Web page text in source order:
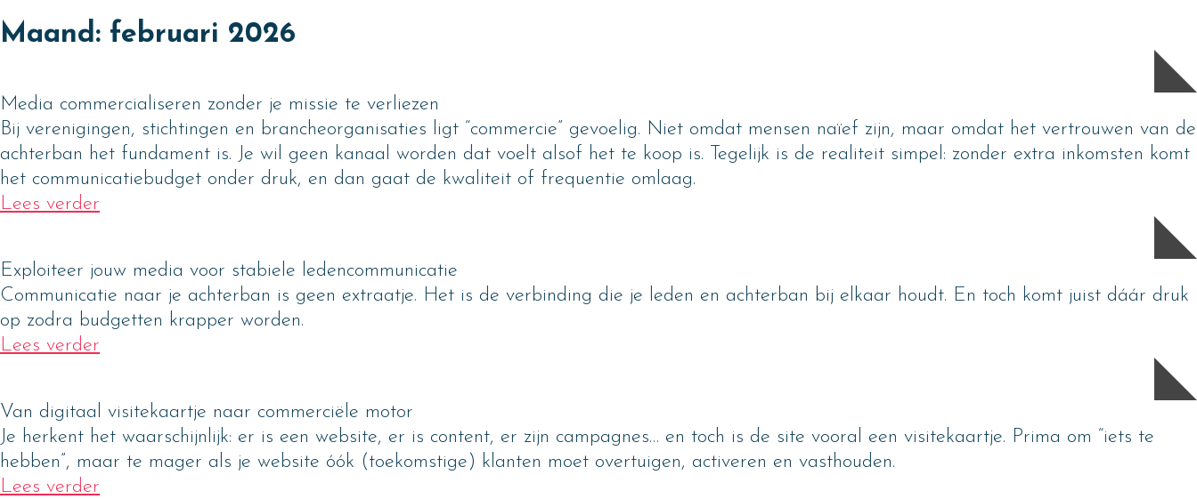
Skip
Maand: februari 2026
Media commercialiseren zonder je missie te verliezen
Bij verenigingen, stichtingen en brancheorganisaties ligt “commercie” gevoelig. Niet omdat mensen naïef zijn, maar omdat het vertrouwen van de
achterban het fundament is. Je wil geen kanaal worden dat voelt alsof het te koop is. Tegelijk is de realiteit simpel: zonder extra inkomsten komt
het communicatiebudget onder druk, en dan gaat de kwaliteit of frequentie omlaag.
Lees verder
Exploiteer jouw media voor stabiele ledencommunicatie
Communicatie naar je achterban is geen extraatje. Het is de verbinding die je leden en achterban bij elkaar houdt. En toch komt juist dáár druk
op zodra budgetten krapper worden.
Lees verder
Van digitaal visitekaartje naar commerciële motor
Je herkent het waarschijnlijk: er is een website, er is content, er zijn campagnes… en toch is de site vooral een visitekaartje. Prima om “iets te
hebben”, maar te mager als je website óók (toekomstige) klanten moet overtuigen, activeren en vasthouden.
Lees verder